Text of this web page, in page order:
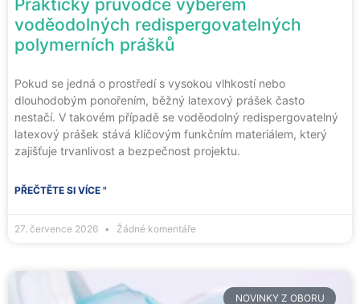
Praktický průvodce výběrem
voděodolných redispergovatelných
polymerních prášků
Pokud se jedná o prostředí s vysokou vlhkostí nebo
dlouhodobým ponořením, běžný latexový prášek často
nestačí. V takovém případě se voděodolný redispergovatelný
latexový prášek stává klíčovým funkčním materiálem, který
zajišťuje trvanlivost a bezpečnost projektu.
PŘEČTĚTE SI VÍCE "
27. července 2026 Žádné komentáře
NOVINKY Z OBORU